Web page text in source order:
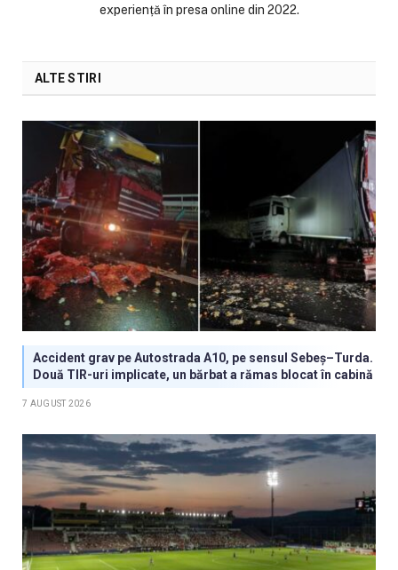
experiență în presa online din 2022.
ALTE STIRI
Accident grav pe Autostrada A10, pe sensul Sebeș–Turda.
Două TIR-uri implicate, un bărbat a rămas blocat în cabină
7 AUGUST 2026